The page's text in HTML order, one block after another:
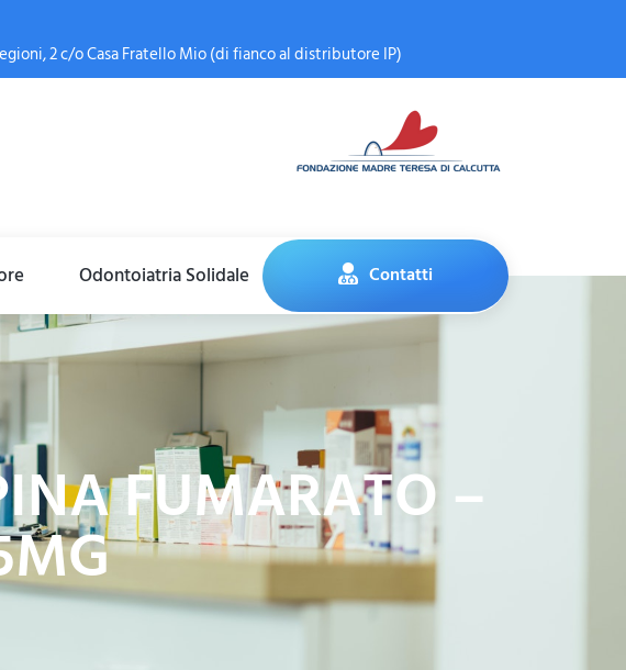
2 c/o Casa Fratello Mio (di fianco al distributore IP)
Odontoiatria Solidale Contatti
FUMARATO –